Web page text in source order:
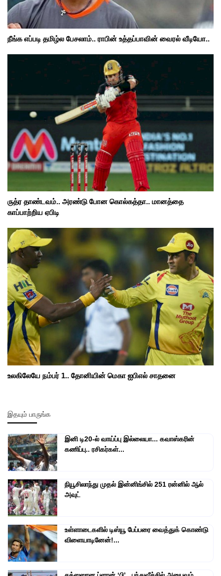
நீங்க எப்படி தமிழ்ல பேசலாம்.. ராபின் உத்தப்பாவின் வைரல் வீடியோ..
ருத்ர தாண்டவம்.. அரண்டு போன கொல்கத்தா.. மானத்தை
காப்பாற்றிய ஏபிடி
உலகிலேயே நம்பர் 1.. தோனியின் மெகா ஐபிஎல் சாதனை
இதயும் பாருங்க
இனி டி20-ல் வாய்ப்பு இல்லையா... கவாஸ்கரின்
கணிப்பு.. ரசிகர்கள்...
நியூசிலாந்து முதல் இன்னிங்சில் 251 ரன்னில் ஆல்
அவுட்
உள்ளாடைகளில் டிஸ்யூ பேப்பரை வைத்துக் கொண்டு
விளையாடினேன்!...